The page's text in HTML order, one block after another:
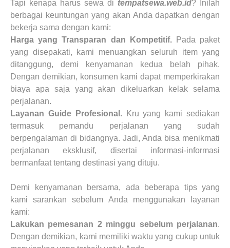
Tapi kenapa harus sewa di tempatsewa.web.id? Inilah
berbagai keuntungan yang akan Anda dapatkan dengan
bekerja sama dengan kami:
Harga yang Transparan dan Kompetitif.
Pada paket
yang disepakati, kami menuangkan seluruh item yang
ditanggung, demi kenyamanan kedua belah pihak.
Dengan demikian, konsumen kami dapat memperkirakan
biaya apa saja yang akan dikeluarkan kelak selama
perjalanan.
Layanan Guide Profesional.
Kru yang kami sediakan
termasuk pemandu perjalanan yang sudah
berpengalaman di bidangnya. Jadi, Anda bisa menikmati
perjalanan eksklusif, disertai informasi-informasi
bermanfaat tentang destinasi yang dituju.
Demi kenyamanan bersama, ada beberapa tips yang
kami sarankan sebelum Anda menggunakan layanan
kami:
Lakukan pemesanan 2 minggu sebelum perjalanan.
Dengan demikian, kami memiliki waktu yang cukup untuk